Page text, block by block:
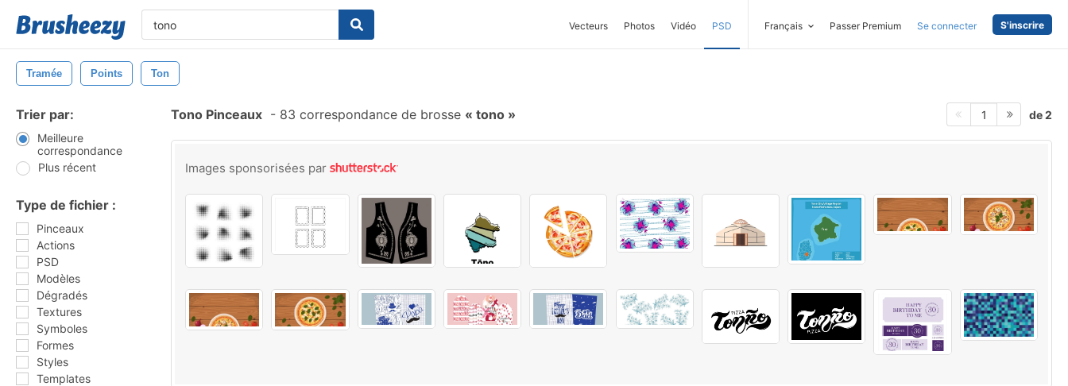
Vecteurs Photos Vidéo PSD Français Passer Premium Se connecter S'inscrire
Tramée Points Ton
Trier par:
Meilleure
correspondance
Plus récent
Type de fichier :
Pinceaux
Actions
PSD
Modèles
Dégradés
Textures
Symboles
Formes
Styles
Templates
Tono Pinceaux - 83 correspondance de brosse tono 1 de 2
Images sponsorisées par